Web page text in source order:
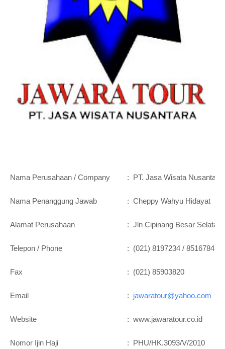
Nama Perusahaan / Company : PT. Jasa Wisata Nusantara
Nama Penanggung Jawab : Cheppy Wahyu Hidayat
Alamat Perusahaan : Jln Cipinang Besar Selatan
Telepon / Phone : (021) 8197234 / 8516784
Fax : (021) 85903820
Email : jawaratour@yahoo.com
Website : www.jawaratour.co.id
Nomor Ijin Haji : PHU/HK.3093/V/2010